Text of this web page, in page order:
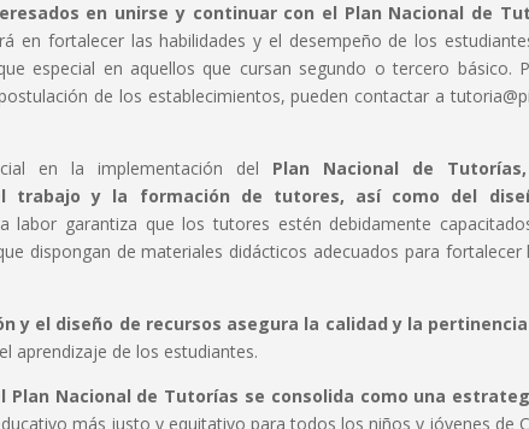
en unirse y continuar con el Plan Nacional de
en fortalecer las habilidades y el desempeño de los
especial en aquellos que cursan segundo o tercero básico.
de los establecimientos, pueden contactar a
en la implementación del Plan Nacional de
trabajo y la formación de tutores, así como del
labor garantiza que los tutores estén debidamente
dispongan de materiales didácticos adecuados para fortalecer
y el diseño de recursos asegura la calidad y la
aprendizaje de los estudiantes.
Plan Nacional de Tutorías se consolida como una
más justo y equitativo para todos los niños y jóvenes de